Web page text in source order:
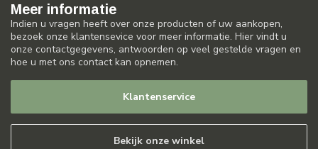
Meer informatie
Indien u vragen heeft over onze producten of uw aankopen,
bezoek onze klantensevice voor meer informatie. Hier vindt u
onze contactgegevens, antwoorden op veel gestelde vragen en
hoe u met ons contact kan opnemen.
Klantenservice
Bekijk onze winkel